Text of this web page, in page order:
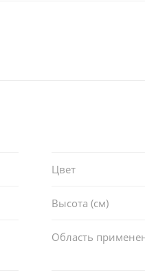
Цвет
Высота (см)
Область